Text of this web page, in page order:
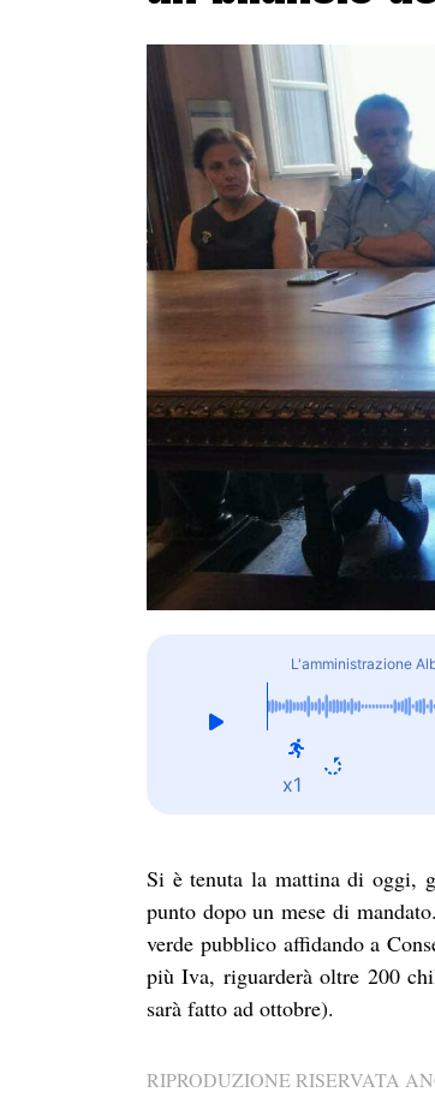
L'amministrazione
x1
Si è tenuta la mattina di oggi,
punto dopo un mese di
verde pubblico affidando a
più Iva, riguarderà oltre 200
sarà fatto ad ottobre).
RIPRODUZIONE RISERVATA